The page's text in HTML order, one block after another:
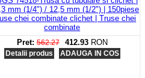
Pret: 562.27 412.93RON
Detalii produs ADAUGA IN COS